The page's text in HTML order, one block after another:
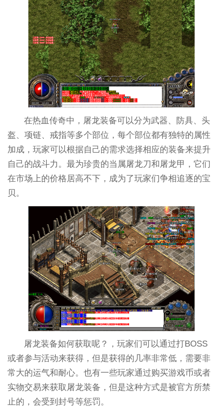
在热血传奇中，屠龙装备可以分为武器、防具、头
盔、项链、戒指等多个部位，每个部位都有独特的属性
加成，玩家可以根据自己的需求选择相应的装备来提升
自己的战斗力。最为珍贵的当属屠龙刀和屠龙甲，它们
在市场上的价格居高不下，成为了玩家们争相追逐的宝
贝。
屠龙装备如何获取呢？，玩家们可以通过打BOSS
或者参与活动来获得，但是获得的几率非常低，需要非
常大的运气和耐心。也有一些玩家通过购买游戏币或者
实物交易来获取屠龙装备，但是这种方式是被官方所禁
止的，会受到封号等惩罚。